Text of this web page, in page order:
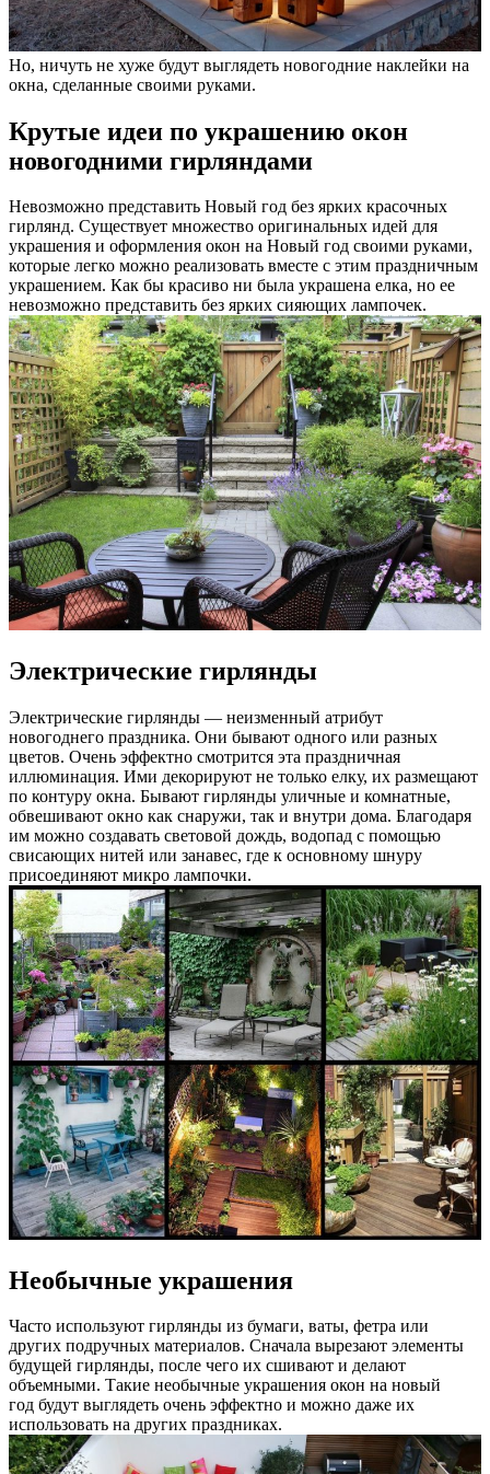
Но, ничуть не хуже будут выглядеть новогодние наклейки на
окна, сделанные своими руками.
Крутые идеи по украшению окон
новогодними гирляндами
Невозможно представить Новый год без ярких красочных
гирлянд. Существует множество оригинальных идей для
украшения и оформления окон на Новый год своими руками,
которые легко можно реализовать вместе с этим праздничным
украшением. Как бы красиво ни была украшена елка, но ее
невозможно представить без ярких сияющих лампочек.
Электрические гирлянды
Электрические гирлянды — неизменный атрибут
новогоднего праздника. Они бывают одного или разных
цветов. Очень эффектно смотрится эта праздничная
иллюминация. Ими декорируют не только елку, их размещают
по контуру окна. Бывают гирлянды уличные и комнатные,
обвешивают окно как снаружи, так и внутри дома. Благодаря
им можно создавать световой дождь, водопад с помощью
свисающих нитей или занавес, где к основному шнуру
присоединяют микро лампочки.
Необычные украшения
Часто используют гирлянды из бумаги, ваты, фетра или
других подручных материалов. Сначала вырезают элементы
будущей гирлянды, после чего их сшивают и делают
объемными. Такие необычные украшения окон на новый
год будут выглядеть очень эффектно и можно даже их
использовать на других праздниках.